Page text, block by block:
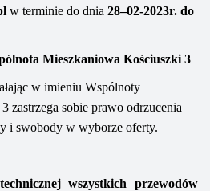
w terminie do dnia 28–02-2023r. do
Mieszkaniowa Kościuszki 3
w imieniu Wspólnoty
zastrzega sobie prawo odrzucenia
i swobody w wyborze oferty.
wszystkich przewodów